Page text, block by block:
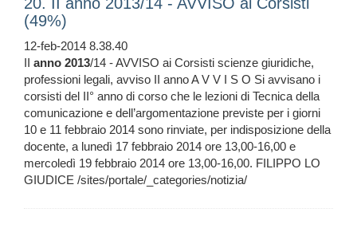
20. II anno 2013/14 - AVVISO ai Corsisti
(49%)
12-feb-2014 8.38.40
II anno 2013/14 - AVVISO ai Corsisti scienze giuridiche,
professioni legali, avviso II anno A V V I S O Si avvisano i
corsisti del II° anno di corso che le lezioni di Tecnica della
comunicazione e dell’argomentazione previste per i giorni
10 e 11 febbraio 2014 sono rinviate, per indisposizione della
docente, a lunedì 17 febbraio 2014 ore 13,00-16,00 e
mercoledì 19 febbraio 2014 ore 13,00-16,00. FILIPPO LO
GIUDICE /sites/portale/_categories/notizia/